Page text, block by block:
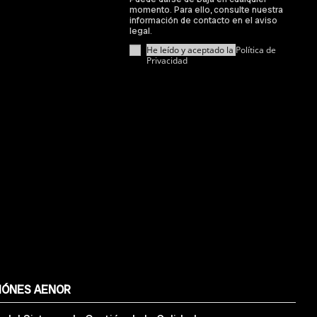
momento. Para ello, consulte nuestra
información de contacto en el aviso
legal.
He leído y aceptado la Política de
Privacidad
AENOR